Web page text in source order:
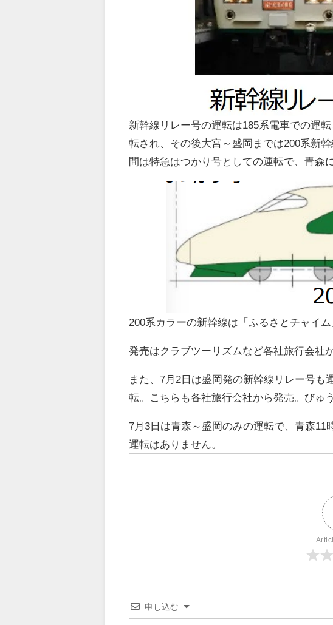
新幹線リレー号の運転は185系電車での運
転され、その後大宮～盛岡までは200系新
間は特急はつかり号としての運転で、青森
200系カラーの新幹線は「ふるさとチャイ
発売はクラブツーリズムなど各社旅行会社
また、7月2日は盛岡発の新幹線リレー号も
転。こちらも各社旅行会社から発売。びゅ
7月3日は青森～盛岡のみの運転で、青森11
運転はありません。
申し込む